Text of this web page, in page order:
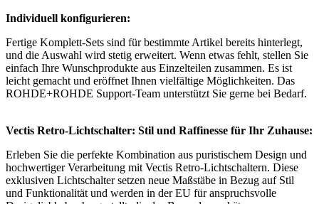
Individuell konfigurieren:
Fertige Komplett-Sets sind für bestimmte Artikel bereits hinterlegt,
und die Auswahl wird stetig erweitert. Wenn etwas fehlt, stellen Sie
einfach Ihre Wunschprodukte aus Einzelteilen zusammen. Es ist
leicht gemacht und eröffnet Ihnen vielfältige Möglichkeiten. Das
ROHDE+ROHDE Support-Team unterstützt Sie gerne bei Bedarf.
Vectis Retro-Lichtschalter: Stil und Raffinesse für Ihr Zuhause:
Erleben Sie die perfekte Kombination aus puristischem Design und
hochwertiger Verarbeitung mit Vectis Retro-Lichtschaltern. Diese
exklusiven Lichtschalter setzen neue Maßstäbe in Bezug auf Stil
und Funktionalität und werden in der EU für anspruchsvolle